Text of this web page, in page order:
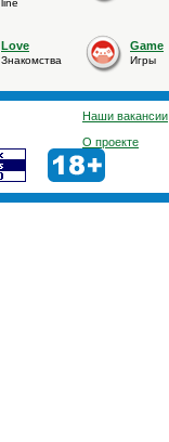
line
Love
Знакомства
Game
Игры
Наши вакансии
О проекте